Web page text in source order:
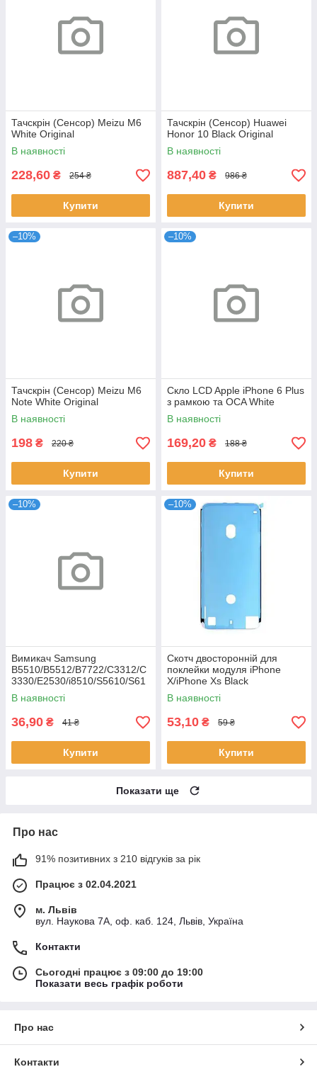
Тачскрін (Сенсор) Meizu M6
White Original
В наявності
228,60 ₴ 254 ₴
Купити
Тачскрін (Сенсор) Huawei
Honor 10 Black Original
В наявності
887,40 ₴ 986 ₴
Купити
–10%
Тачскрін (Сенсор) Meizu M6
Note White Original
В наявності
198 ₴ 220 ₴
Купити
–10%
Скло LCD Apple iPhone 6 Plus
з рамкою та OCA White
В наявності
169,20 ₴ 188 ₴
Купити
–10%
Вимикач Samsung
B5510/B5512/B7722/C3312/C
3330/E2530/i8510/S5610/S61
02
В наявності
36,90 ₴ 41 ₴
Купити
–10%
Скотч двосторонній для
поклейки модуля iPhone
X/iPhone Xs Black
В наявності
53,10 ₴ 59 ₴
Купити
Показати ще
Про нас
91% позитивних з 210 відгуків за рік
Працює з 02.04.2021
м. Львів
вул. Наукова 7А, оф. каб. 124, Львів, Україна
Контакти
Сьогодні працює з 09:00 до 19:00
Показати весь графік роботи
Про нас
Контакти